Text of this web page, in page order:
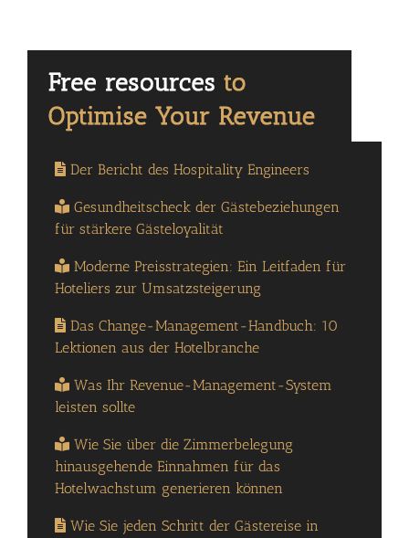
Der Bericht des Hospitality Engineers
Gesundheitscheck der Gästebeziehungen
für stärkere Gästeloyalität
Moderne Preisstrategien: Ein Leitfaden für
Hoteliers zur Umsatzsteigerung
Das Change-Management-Handbuch: 10
Lektionen aus der Hotelbranche
Was Ihr Revenue-Management-System
leisten sollte
Wie Sie über die Zimmerbelegung
hinausgehende Einnahmen für das
Hotelwachstum generieren können
Wie Sie jeden Schritt der Gästereise in